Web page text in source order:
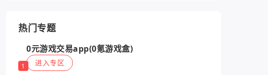
热门专题
1
0元游戏交易app(0氪游戏盒)
进入专区